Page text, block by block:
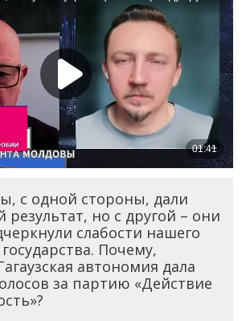
с одной стороны, дали
но с другой – они
слабости нашего
Почему,
автономия дала
за партию «Действие